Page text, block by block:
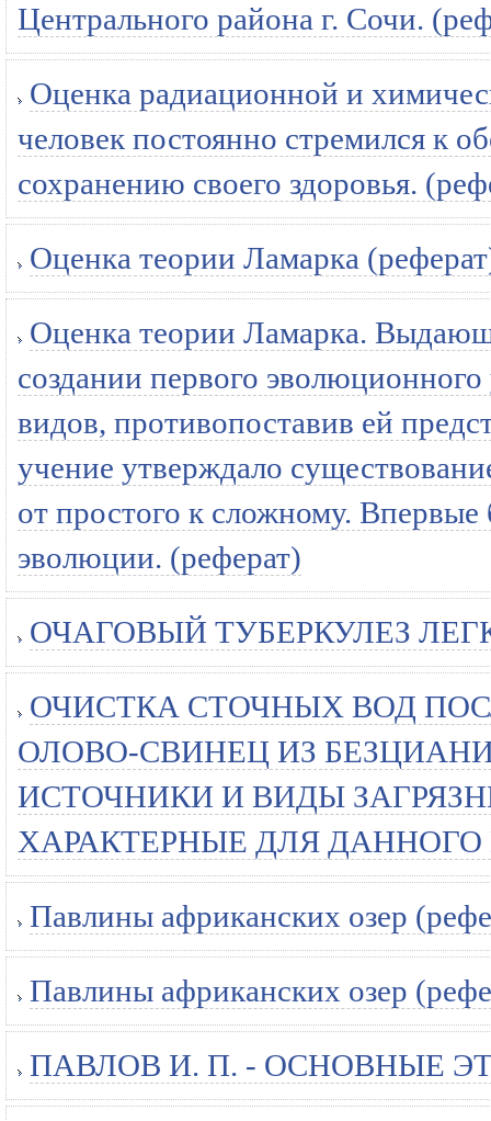
Центрального района г. Сочи.
Оценка радиационной и
человек постоянно стремился к
сохранению своего здоровья.
Оценка теории Ламарка
Оценка теории Ламарка.
создании первого
видов, противопоставив ей
учение утверждало
от простого к сложному.
эволюции. (реферат)
ОЧАГОВЫЙ ТУБЕРКУЛЕЗ
ОЧИСТКА СТОЧНЫХ ВОД
ОЛОВО-СВИНЕЦ ИЗ
ИСТОЧНИКИ И ВИДЫ
ХАРАКТЕРНЫЕ ДЛЯ ДАННОГО
Павлины африканских озер
Павлины африканских озер
ПАВЛОВ И. П. - ОСНОВНЫЕ